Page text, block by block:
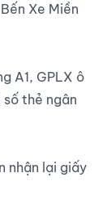
Xe Miền
A1, GPLX ô
thẻ ngân
nhận lại giấy